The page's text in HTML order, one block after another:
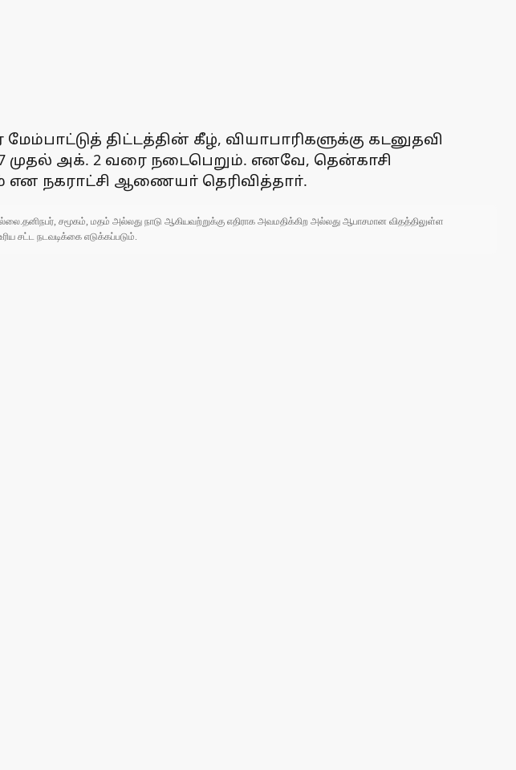
திட்டத்தின் கீழ், வியாபாரிகளுக்கு கடனுதவி
முதல் அக். 2 வரை நடைபெறும். எனவே, தென்காசி
நகராட்சி ஆணையா் தெரிவித்தாா்.
சமூகம், மதம் அல்லது நாடு ஆகியவற்றுக்கு எதிராக அவமதிக்கிற அல்லது ஆபாசமான விதத்திலுள்ள
சட்ட நடவடிக்கை எடுக்கப்படும்.